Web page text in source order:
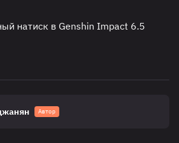
натиск в Genshin Impact 6.5
Автор